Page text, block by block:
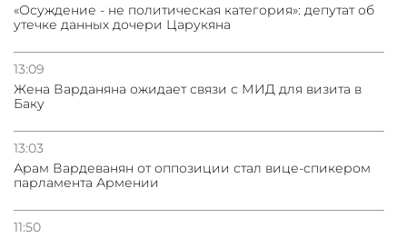
«Осуждение - не политическая категория»: депутат об
утечке данных дочери Царукяна
13:09
Жена Варданяна ожидает связи с МИД для визита в
Баку
13:03
Арам Вардеванян от оппозиции стал вице-спикером
парламента Армении
11:50
04.08.2026
Иран планировал удар по трем объектам на Украине в